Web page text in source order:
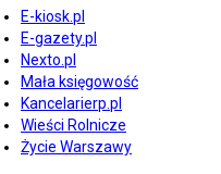
E-kiosk.pl
E-gazety.pl
Nexto.pl
Mała księgowość
Kancelarierp.pl
Wieści Rolnicze
Życie Warszawy